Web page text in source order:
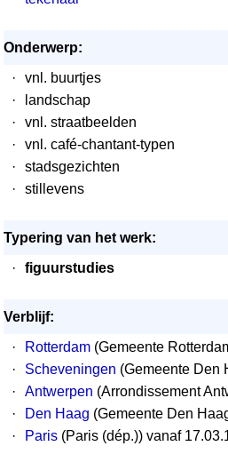
Onderwerp:
·
vnl. buurtjes
·
landschap
·
vnl. straatbeelden
·
vnl. café-chantant-typen
·
stadsgezichten
·
stillevens
Typering van het werk:
·
figuurstudies
Verblijf:
·
Rotterdam (Gemeente
·
Scheveningen (Gemeente Den
·
Antwerpen (Arrondissement
·
Den Haag (Gemeente Den
·
Paris (Paris (dép.)) vanaf